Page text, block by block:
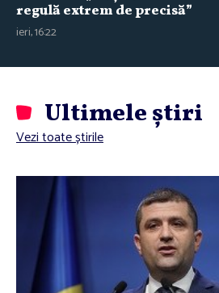
regulă extrem de precisă”
ieri, 16:22
Ultimele știri
Vezi toate știrile